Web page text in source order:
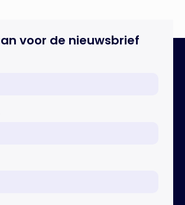
voor de nieuwsbrief